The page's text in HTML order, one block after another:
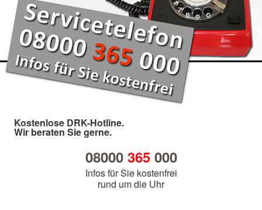
Kostenlose DRK-Hotline.
Wir beraten Sie gerne.
08000 365000
Infos für Sie kostenfrei
rund um die Uhr